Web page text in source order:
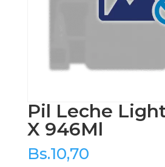
Pil Leche
X 946Ml
Bs.10,70